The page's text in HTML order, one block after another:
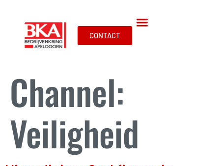
CONTACT
Channel:
Veiligheid